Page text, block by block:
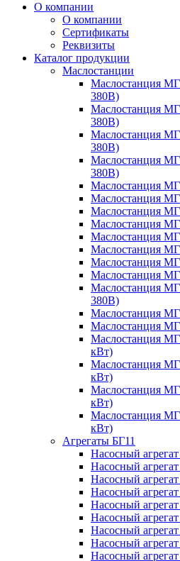
О компании
О компании
Сертификаты
Реквизиты
Каталог продукции
Маслостанции
Маслостанция
380В)
Маслостанция
380В)
Маслостанция
380В)
Маслостанция
380В)
Маслостанция
Маслостанция
Маслостанция
Маслостанция
Маслостанция
Маслостанция
Маслостанция
Маслостанция
Маслостанция
380В)
Маслостанция
Маслостанция
Маслостанция
кВт)
Маслостанция
кВт)
Маслостанция
кВт)
Маслостанция
кВт)
Агрегаты БГ11
Насосный
Насосный
Насосный
Насосный
Насосный
Насосный
Насосный
Насосный
Насосный